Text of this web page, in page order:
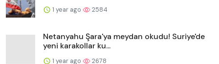
1 year ago 2584
Netanyahu Şara'ya meydan okudu! Suriye'de
yeni karakollar ku...
1 year ago 2678